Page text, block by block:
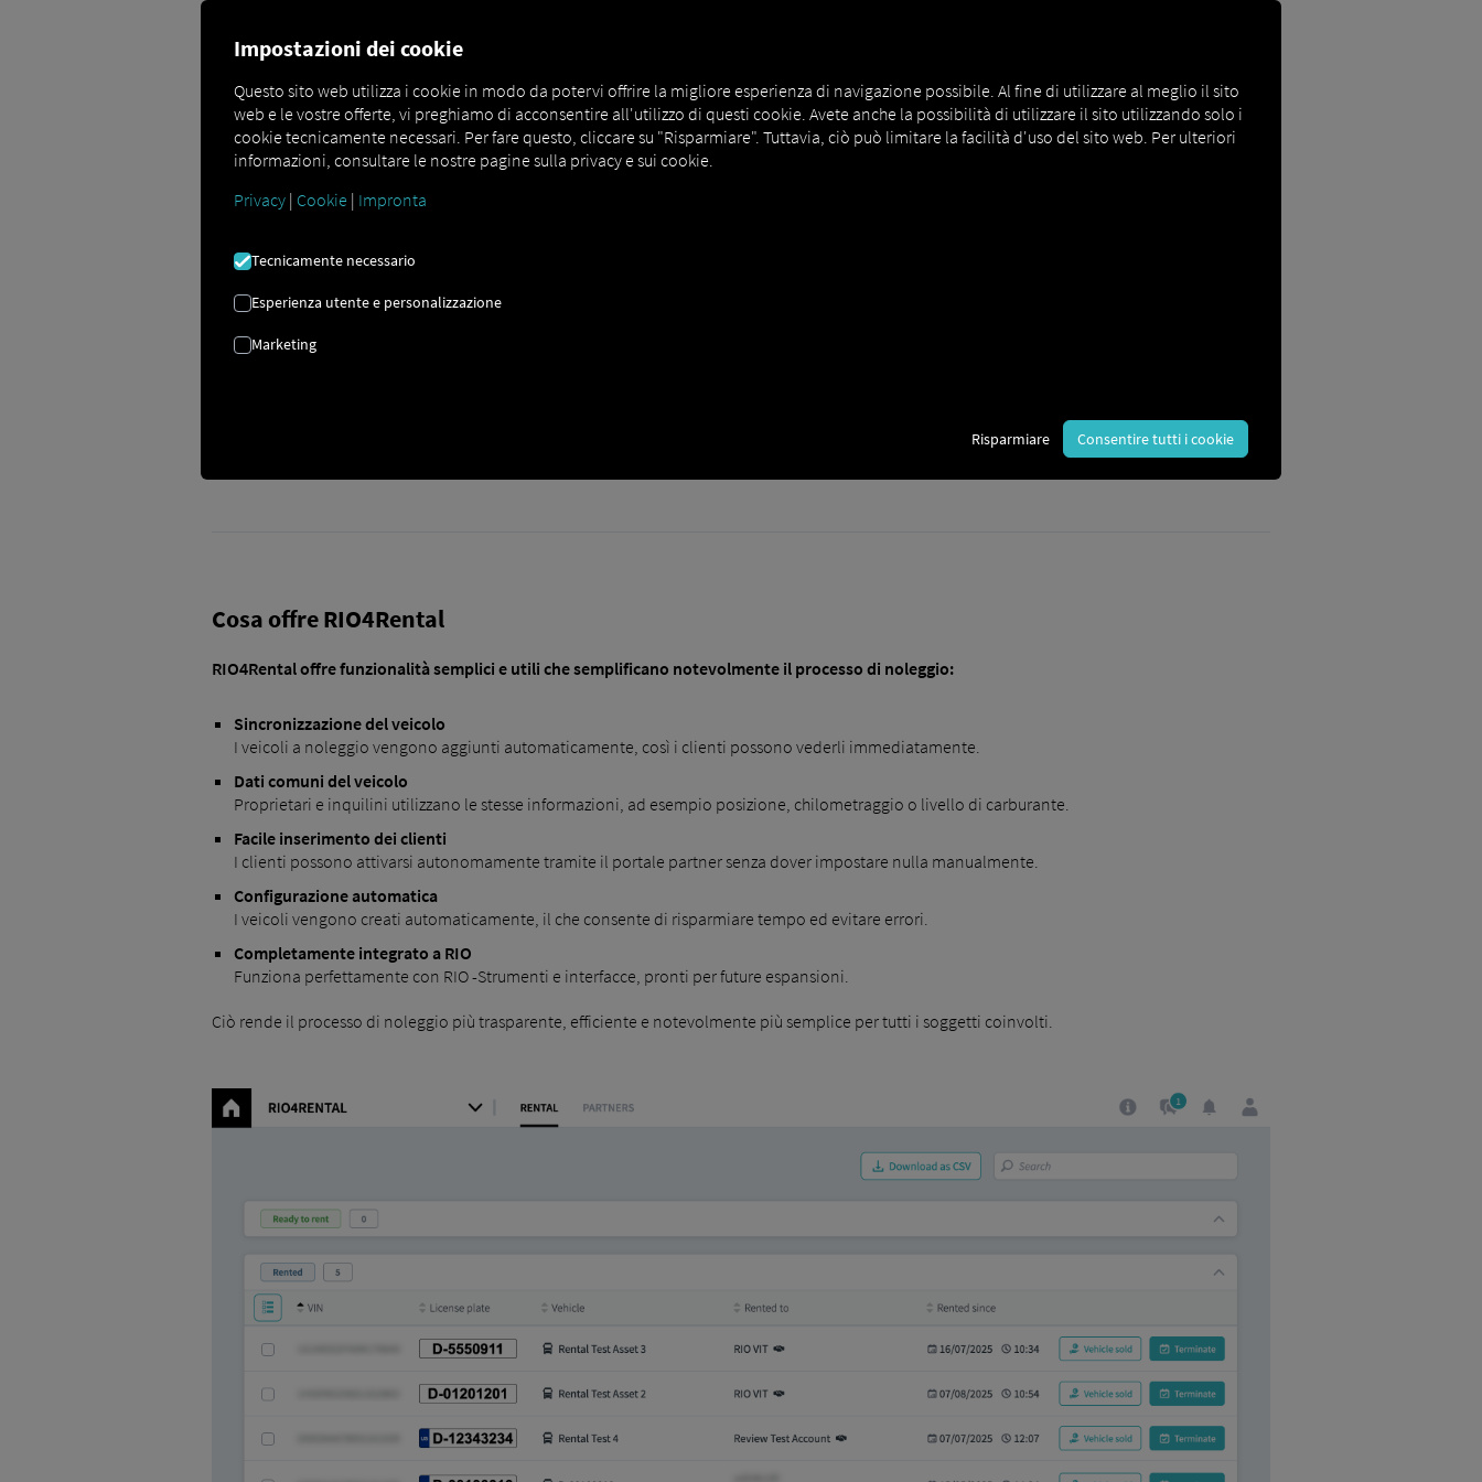
Visione immediata e condivisa della tua flotta a noleggio
RIO4Rental garantisce la sincronizzazione automatica delle flotte a noleggio e in affitto. I veicoli a noleggio vengono visualizzati immediatamente
velocità, livello del carburante e stato della connessione. Ciò fornisce a entrambe le parti la stessa panoramica chiara in ogni momento, senza
Cosa offre RIO4Rental
RIO4Rental offre funzionalità semplici e utili che semplificano notevolmente il processo di noleggio:
Sincronizzazione del veicolo
I veicoli a noleggio vengono aggiunti automaticamente, così i clienti possono vederli immediatamente.
Dati comuni del veicolo
Proprietari e inquilini utilizzano le stesse informazioni, ad esempio posizione, chilometraggio o livello di carburante.
Facile inserimento dei clienti
I clienti possono attivarsi autonomamente tramite il portale partner senza dover impostare nulla manualmente.
Configurazione automatica
I veicoli vengono creati automaticamente, il che consente di risparmiare tempo ed evitare errori.
Completamente integrato a RIO
Funziona perfettamente con RIO -Strumenti e interfacce, pronti per future espansioni.
Ciò rende il processo di noleggio più trasparente, efficiente e notevolmente più semplice per tutti i soggetti coinvolti.
Impostazioni dei cookie
Questo sito web utilizza i cookie in modo da potervi offrire la migliore esperienza di navigazione possibile. Al fine di utilizzare al meglio il sito
web e le vostre offerte, vi preghiamo di acconsentire all'utilizzo di questi cookie. Avete anche la possibilità di utilizzare il sito utilizzando solo i
cookie tecnicamente necessari. Per fare questo, cliccare su "Risparmiare". Tuttavia, ciò può limitare la facilità d'uso del sito web. Per ulteriori
informazioni, consultare le nostre pagine sulla privacy e sui cookie.
Privacy | Cookie | Impronta
Tecnicamente necessario
Esperienza utente e personalizzazione
Marketing
Risparmiare Consentire tutti i cookie